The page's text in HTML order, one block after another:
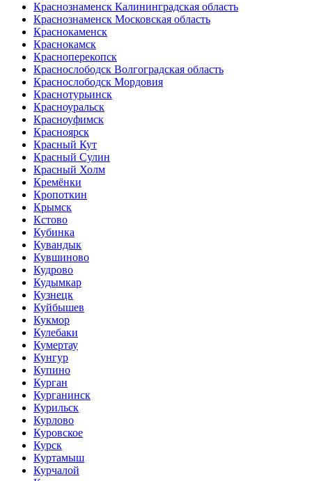
Краснознаменск Калининградская область
Краснознаменск Московская область
Краснокаменск
Краснокамск
Красноперекопск
Краснослободск Волгоградская область
Краснослободск Мордовия
Краснотурьинск
Красноуральск
Красноуфимск
Красноярск
Красный Кут
Красный Сулин
Красный Холм
Кремёнки
Кропоткин
Крымск
Кстово
Кубинка
Кувандык
Кувшиново
Кудрово
Кудымкар
Кузнецк
Куйбышев
Кукмор
Кулебаки
Кумертау
Кунгур
Купино
Курган
Курганинск
Курильск
Курлово
Куровское
Курск
Куртамыш
Курчалой